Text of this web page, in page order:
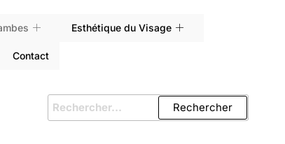
Esthétique du Visage
Contact